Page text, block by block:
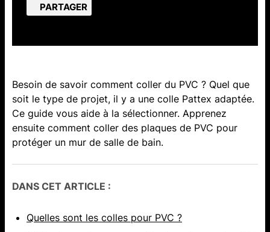
PARTAGER
Besoin de savoir comment coller du PVC ? Quel que
soit le type de projet, il y a une colle Pattex adaptée.
Ce guide vous aide à la sélectionner. Apprenez
ensuite comment coller des plaques de PVC pour
protéger un mur de salle de bain.
DANS CET ARTICLE :
Quelles sont les colles pour PVC ?